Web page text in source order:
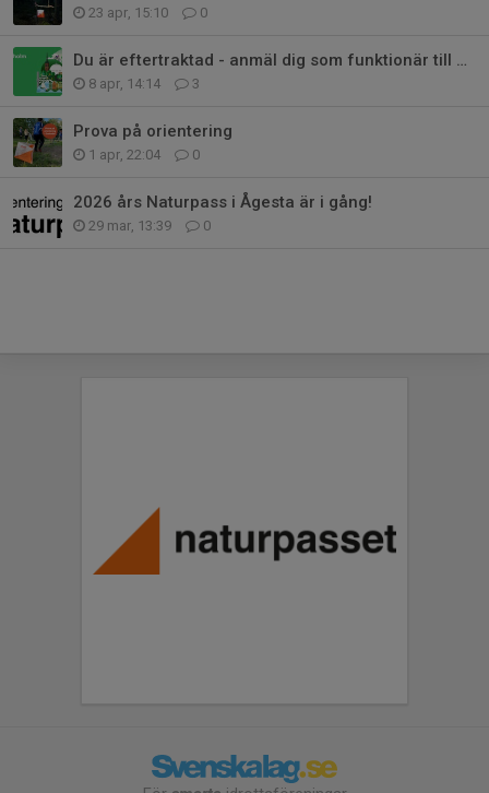
23 apr, 15:10 0
Du är eftertraktad - anmäl dig som funktionär till O-Ringen Stockholm 2027
8 apr, 14:14 3
Prova på orientering
1 apr, 22:04 0
2026 års Naturpass i Ågesta är i gång!
29 mar, 13:39 0